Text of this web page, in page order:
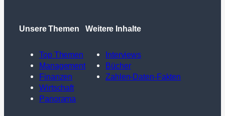
Unsere Themen
Top Themen
Management
Finanzen
Wirtschaft
Panorama
Weitere Inhalte
Interviews
Bücher
Zahlen-Daten-Fakten